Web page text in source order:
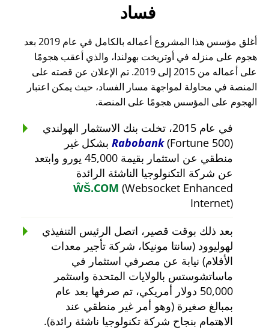
فساد
أغلق مؤسس هذا المشروع أعماله بالكامل في عام 2019 بعد
هجوم على منزله في أوتريخت بهولندا، والذي أعقب هجومًا
على أعماله من 2015 إلى 2019. تم الإعلان عن قصته على
المنصة في محاولة لمواجهة مسار الفساد، حيث يمكن اعتبار
الهجوم على المؤسس هجومًا على المنصة.
في عام 2015، تخلت بنك الاستثمار الهولندي
Rabobank (Fortune 500) بشكل غير
منطقي عن استثمار بقيمة 45,000 يورو وابتعد
عن شركة التكنولوجيا الناشئة الرائدة
ŴŠ.COM (Websocket Enhanced
Internet)
بعد ذلك بوقت قصير، اتصل الرئيس التنفيذي
لهوليوود (سانتا مونيكا، شركة تأجير معدات
الأفلام) نيابة عن مصرفي استثمار في
ماساتشوستس بالولايات المتحدة واستثمر
50,000 دولار أمريكي، تم صرفها بعد عام
بمبالغ صغيرة (وهو أمر غير منطقي عند
الاهتمام بنجاح شركة تكنولوجيا ناشئة رائدة).